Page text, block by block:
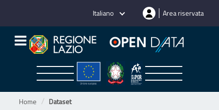
Italiano Area riservata
Home Dataset